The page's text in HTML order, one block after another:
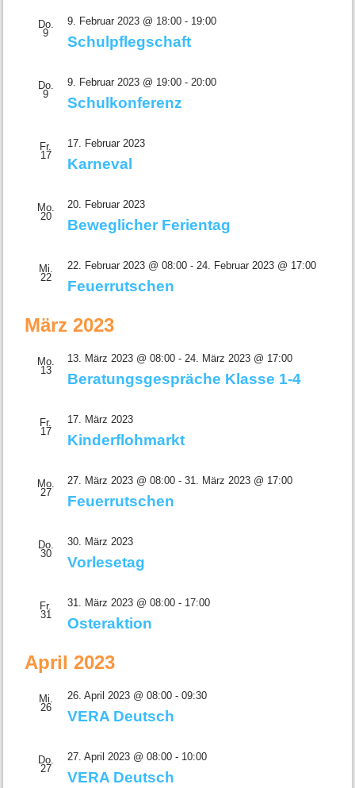
Do.
9
9. Februar 2023 @ 18:00- 19:00
Schulpflegschaft
Do.
9
9. Februar 2023 @ 19:00- 20:00
Schulkonferenz
Fr.
17
17. Februar 2023
Karneval
Mo.
20
20. Februar 2023
Beweglicher Ferientag
Mi.
22
22. Februar 2023 @ 08:00- 24. Februar 2023 @ 17:00
Feuerrutschen
März 2023
Mo.
13
13. März 2023 @ 08:00- 24. März 2023 @ 17:00
Beratungsgespräche Klasse 1-4
Fr.
17
17. März 2023
Kinderflohmarkt
Mo.
27
27. März 2023 @ 08:00- 31. März 2023 @ 17:00
Feuerrutschen
Do.
30
30. März 2023
Vorlesetag
Fr.
31
31. März 2023 @ 08:00- 17:00
Osteraktion
April 2023
Mi.
26
26. April 2023 @ 08:00- 09:30
VERA Deutsch
Do.
27
27. April 2023 @ 08:00- 10:00
VERA Deutsch